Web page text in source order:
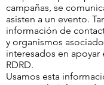
campañas, se
asisten a un evento.
información de
y organismos
interesados en apoyar
RDRD.
Usamos esta